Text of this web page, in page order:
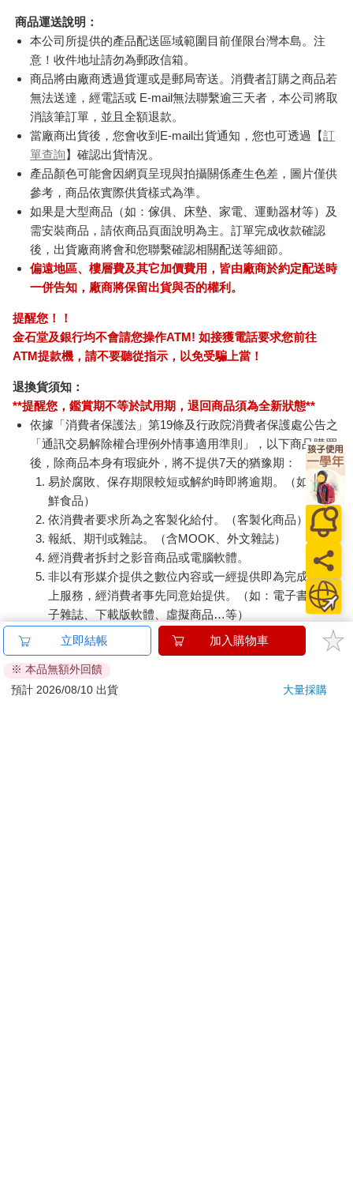
商品運送說明：
本公司所提供的產品配送區域範圍目前僅限台灣本島。注
意！收件地址請勿為郵政信箱。
商品將由廠商透過貨運或是郵局寄送。消費者訂購之商品若
無法送達，經電話或 E-mail無法聯繫逾三天者，本公司將取
消該筆訂單，並且全額退款。
當廠商出貨後，您會收到E-mail出貨通知，您也可透過【訂
單查詢】確認出貨情況。
產品顏色可能會因網頁呈現與拍攝關係產生色差，圖片僅供
參考，商品依實際供貨樣式為準。
如果是大型商品（如：傢俱、床墊、家電、運動器材等）及
需安裝商品，請依商品頁面說明為主。訂單完成收款確認
後，出貨廠商將會和您聯繫確認相關配送等細節。
偏遠地區、樓層費及其它加價費用，皆由廠商於約定配送時
一併告知，廠商將保留出貨與否的權利。
提醒您！！
金石堂及銀行均不會請您操作ATM! 如接獲電話要求您前往
ATM提款機，請不要聽從指示，以免受騙上當！
退換貨須知：
**提醒您，鑑賞期不等於試用期，退回商品須為全新狀態**
依據「消費者保護法」第19條及行政院消費者保護處公告之
「通訊交易解除權合理例外情事適用準則」，以下商品購買
後，除商品本身有瑕疵外，將不提供7天的猶豫期：
易於腐敗、保存期限較短或解約時即將逾期。（如：生
鮮食品）
依消費者要求所為之客製化給付。（客製化商品）
報紙、期刊或雜誌。（含MOOK、外文雜誌）
經消費者拆封之影音商品或電腦軟體。
非以有形媒介提供之數位內容或一經提供即為完成之線
上服務，經消費者事先同意始提供。（如：電子書、電
子雜誌、下載版軟體、虛擬商品…等）
已拆封之個人衛生用品。（如：內衣褲、刮鬍刀、除毛
刀…等）
若非上列種類商品，均享有到貨7天的猶豫期（含例假
日）。
立即結帳 加入購物車
※ 本品無額外回饋
預計 2026/08/10 出貨
大量採購